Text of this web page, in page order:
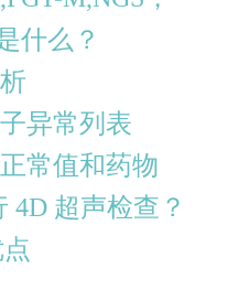
什么？
异常列表
常值和药物
4D 超声检查？